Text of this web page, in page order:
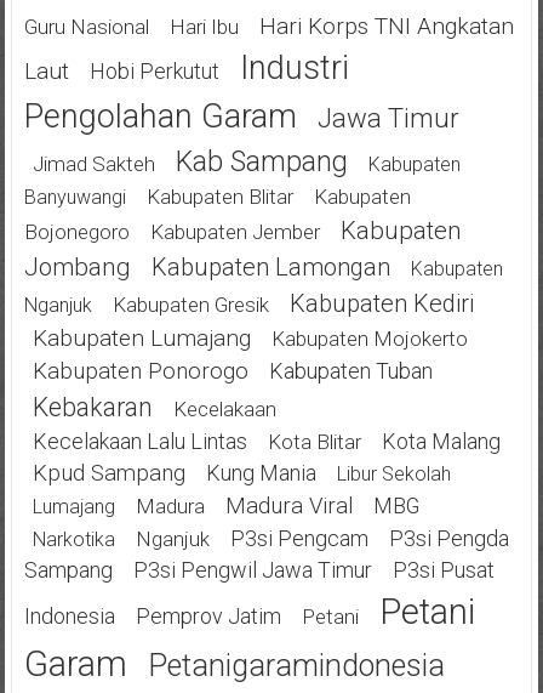
Guru Nasional
Hari Ibu
Hari Korps TNI Angkatan
Laut
Hobi Perkutut
Industri
Pengolahan Garam
Jawa Timur
Jimad Sakteh Kab Sampang
Kabupaten
Banyuwangi
Kabupaten Blitar
Kabupaten
Bojonegoro
Kabupaten Jember
Kabupaten
Jombang
Kabupaten Lamongan
Kabupaten
Nganjuk
Kabupaten Gresik Kabupaten Kediri
Kabupaten Lumajang Kabupaten Mojokerto
Kabupaten Ponorogo Kabupaten Tuban
Kebakaran Kecelakaan
Kecelakaan Lalu Lintas Kota Blitar Kota Malang
Kpud Sampang Kung Mania
Libur Sekolah
Lumajang
Madura Madura Viral MBG
Narkotika Nganjuk P3si Pengcam
P3si Pengda
Sampang
P3si Pengwil Jawa Timur
P3si Pusat
Indonesia
Pemprov Jatim Petani
Petani
Garam
Petanigaramindonesia